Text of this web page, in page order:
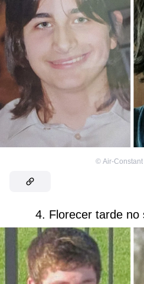
© Air-
4. Florecer tarde no